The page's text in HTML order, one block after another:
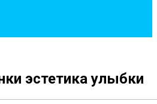
эстетика улыбки